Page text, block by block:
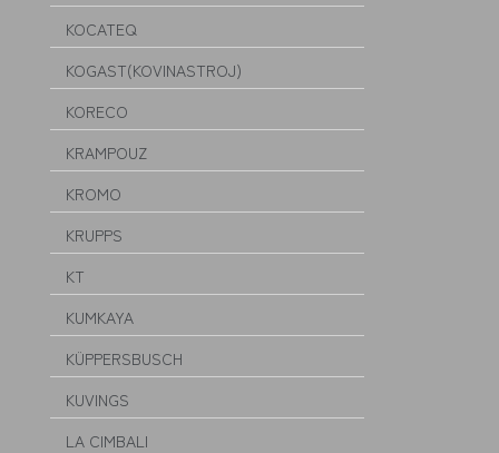
KOCATEQ
KOGAST(KOVINASTROJ)
KORECO
KRAMPOUZ
KROMO
KRUPPS
KT
KUMKAYA
KÜPPERSBUSCH
KUVINGS
LA CIMBALI